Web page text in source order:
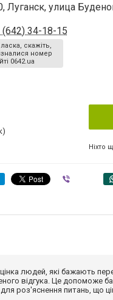
Луганск, улица
(642) 34-18-15
скажіть,
номер
0642.ua
Ніхто
людей, які бажають
відгука. Це допоможе
роз'яснення питань, що